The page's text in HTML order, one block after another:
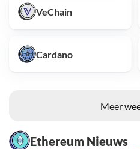
VeChain
Cardano
Meer
Ethereum Nieuws